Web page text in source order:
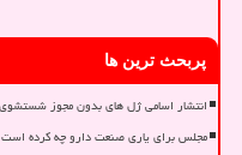
پربحث ترین ها
انتشار اسامی ژل های بدون مجوز
مجلس برای یاری صنعت دارو چه کرده است